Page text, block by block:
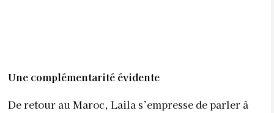
Une complémentarité évidente
De retour au Maroc, Laila s’empresse de parler à